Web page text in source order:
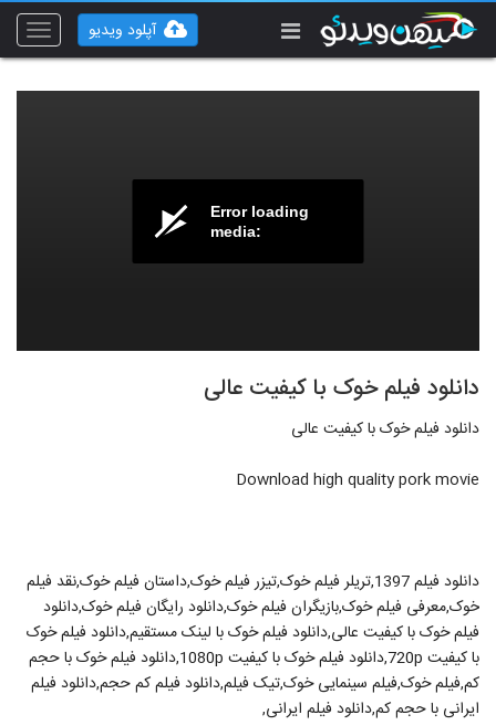
Toggle
آپلود ویدیو
Error loading
media:
دانلود فیلم خوک با کیفیت عالی
دانلود فیلم خوک با کیفیت عالی
Download high quality pork movie
دانلود فیلم 1397,تریلر فیلم خوک,تیزر فیلم خوک,داستان فیلم خوک,نقد فیلم
خوک,معرفی فیلم خوک,بازیگران فیلم خوک,دانلود رایگان فیلم خوک,دانلود
فیلم خوک با کیفیت عالی,دانلود فیلم خوک با لینک مستقیم,دانلود فیلم خوک
با کیفیت 720p,دانلود فیلم خوک با کیفیت 1080p,دانلود فیلم خوک با حجم
کم,فیلم خوک,فیلم سینمایی خوک,تیک فیلم,دانلود فیلم کم حجم,دانلود فیلم
ایرانی با حجم کم,دانلود فیلم ایرانی,